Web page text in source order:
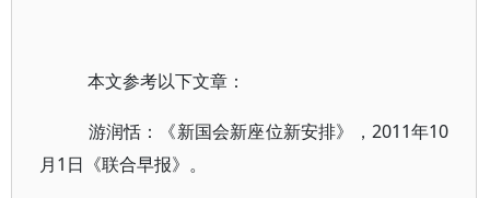
本文参考以下文章：
游润恬：《新国会新座位新安排》，2011年10
月1日《联合早报》。